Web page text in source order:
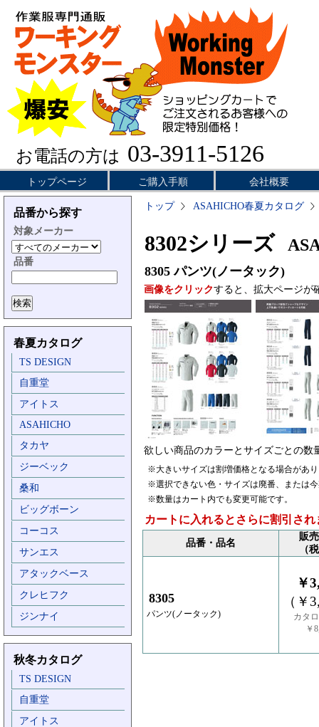
お電話の方は 03-3911-5126
トップページ ご購入手順 会社概要
品番から探す
対象メーカー
品番
春夏カタログ
TS DESIGN
自重堂
アイトス
ASAHICHO
タカヤ
ジーベック
桑和
ビッグボーン
コーコス
サンエス
アタックベース
クレヒフク
ジンナイ
秋冬カタログ
TS DESIGN
自重堂
アイトス
トップ ASAHICHO春夏カタログ
8302シリーズ
8305 パンツ(ノータック)
画像をクリックすると、拡大ページが
欲しい商品のカラーとサイズごとの数
※大きいサイズは割増価格となる場合があ
※選択できない色・サイズは廃番、または
※数量はカート内でも変更可能です。
カートに入れるとさらに割引され
品番・品名
販
（
8305
パンツ(ノータック)
￥
（￥
カタ
￥